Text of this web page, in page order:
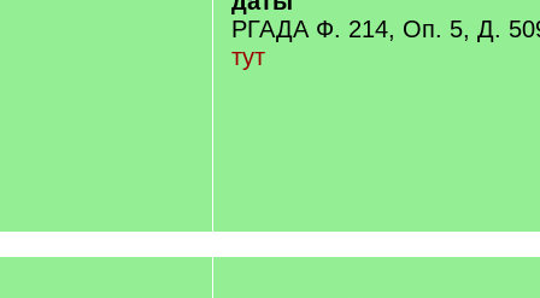
РГАДА Ф. 214, Оп. 5, Д.
тут